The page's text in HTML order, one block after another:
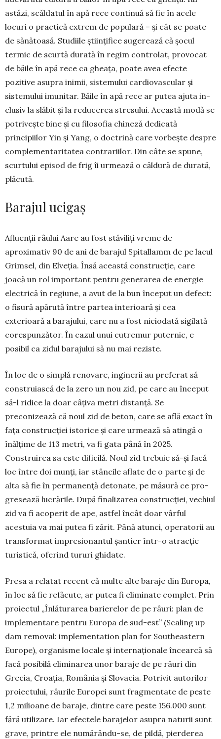
astăzi, scăldatul în apă rece continuă să fie în acele
locuri o practică extrem de populară – și cât se poate
de sănătoasă. Studiile științifice sugerează că șocul
termic de scurtă durată în regim controlat, provocat
de băile în apă rece ca gheața, poate avea efecte
pozitive asupra inimii, sistemului cardiovascular și
sistemului imunitar. Băile în apă rece ar putea ajuta in­
clusiv la slăbit și la reducerea stresului. Această modă se
potrivește bine și cu filosofia chineză dedicată
principiilor Yin și Yang, o doctrină care vorbește despre
complementaritatea con­tra­riilor. Din câte se spune,
scurtului episod de frig îi urmează o căldură de durată,
plăcută.
Barajul ucigaș
Afluenții râului Aare au fost stăviliți vreme de
aproximativ 90 de ani de barajul Spitallamm de pe lacul
Grimsel, din Elveția. Însă această construcție, care
joacă un rol important pentru generarea de energie
electrică în regiune, a avut de la bun început un defect:
o fisură apărută între partea interioară și cea
exterioară a barajului, care nu a fost niciodată sigilată
corespunzător. În cazul unui cutremur puternic, e
posibil ca zidul barajului să nu mai reziste.
În loc de o simplă renovare, inginerii au preferat să
construiască de la zero un nou zid, pe care au început
să-l ridice la doar câțiva metri distanță. Se
preconizează că noul zid de beton, care se află exact în
fața construcției istorice și care urmează să atingă o
înălțime de 113 metri, va fi gata până în 2025.
Construirea sa este dificilă. Noul zid trebuie să-și facă
loc între doi munți, iar stâncile aflate de o parte și de
alta să fie în per­manență detonate, pe măsură ce pro­
gresează lu­cră­rile. După finalizarea construcției, vechiul
zid va fi acoperit de ape, astfel încât doar vârful
acestuia va mai putea fi zărit. Până atunci, ope­ratorii au
transformat impresionantul șantier într-o atracție
turistică, oferind tururi ghidate.
Presa a relatat recent că multe alte baraje din Europa,
în loc să fie refăcute, ar putea fi eliminate complet. Prin
proiectul „Înlăturarea barierelor de pe râuri: plan de
implementare pentru Europa de sud-est” (Scaling up
dam removal: imple­men­tation plan for Southeastern
Europe), organisme locale și internaționale încearcă să
facă posibilă eliminarea unor baraje de pe râuri din
Grecia, Cro­ația, România și Slovacia. Potrivit autorilor
pro­iec­tului, râurile Europei sunt fragmentate de peste
1,2 milioane de baraje, dintre care peste 156.000 sunt
fără utilizare. Iar efectele barajelor asu­pra naturii sunt
grave, printre ele numărându-se, de pildă, pierderea